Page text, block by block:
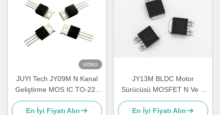
video
JUYI Tech JY09M N Kanal
Geliştirme MOS IC TO-220
70V90A Güç Mosfet
En İyi Fiyatı Alın
JY13M BLDC Motor
Sürücüsü MOSFET N Ve P
Kanal 40 V Yüzey Montaj
En İyi Fiyatı Alın